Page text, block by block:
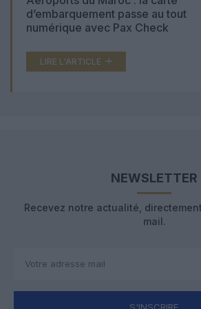
d’embarquement passe au tout
numérique avec Pax Check
LIRE L'ARTICLE
NEWSLETTER
Recevez notre actualité,
mail.
S'INSCRIRE